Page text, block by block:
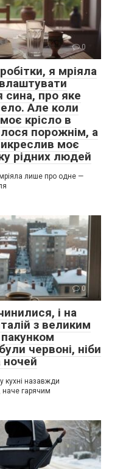
0
я мріяла
сина, про яке
Але коли
крісло в
порожнім, а
моє
рідних людей
мріяла лише про одне —
0
і на
з великим
червоні, ніби
ночей
кухні назавжди
наче гарячим